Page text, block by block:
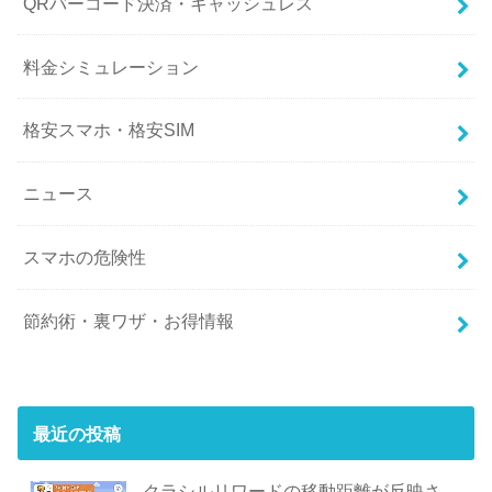
料金シミュレーション
格安スマホ・格安SIM
ニュース
スマホの危険性
節約術・裏ワザ・お得情報
最近の投稿